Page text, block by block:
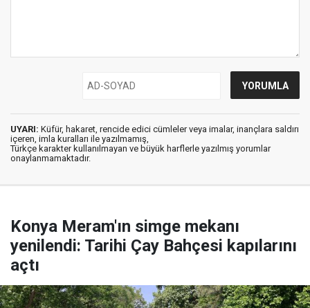
UYARI: Küfür, hakaret, rencide edici cümleler veya imalar, inançlara saldırı
içeren, imla kuralları ile yazılmamış,
Türkçe karakter kullanılmayan ve büyük harflerle yazılmış yorumlar
onaylanmamaktadır.
Konya Meram'ın simge mekanı
yenilendi: Tarihi Çay Bahçesi kapılarını
açtı